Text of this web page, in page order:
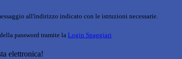
all'indirizzo indicato con le istruzioni necessarie.
password tramite la Login Spaggiari
elettronica!